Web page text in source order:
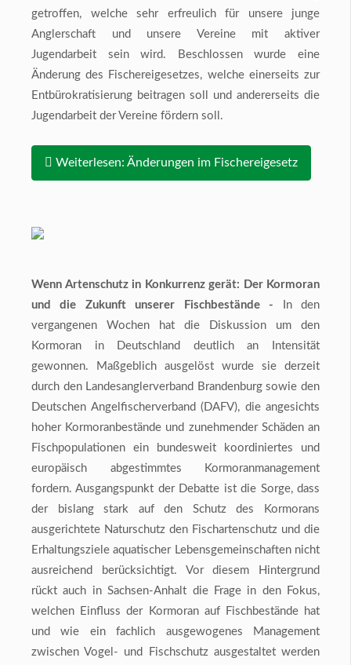
getroffen, welche sehr erfreulich für unsere junge
Anglerschaft und unsere Vereine mit aktiver
Jugendarbeit sein wird. Beschlossen wurde eine
Änderung des Fischereigesetzes, welche einerseits zur
Entbürokratisierung beitragen soll und andererseits die
Jugendarbeit der Vereine fördern soll.
Weiterlesen: Änderungen im Fischereigesetz
Wenn Artenschutz in Konkurrenz gerät: Der Kormoran
und die Zukunft unserer Fischbestände -
In den
vergangenen Wochen hat die Diskussion um den
Kormoran in Deutschland deutlich an Intensität
gewonnen. Maßgeblich ausgelöst wurde sie derzeit
durch den Landesanglerverband Brandenburg sowie den
Deutschen Angelfischerverband (DAFV), die angesichts
hoher Kormoranbestände und zunehmender Schäden an
Fischpopulationen ein bundesweit koordiniertes und
europäisch abgestimmtes Kormoranmanagement
fordern. Ausgangspunkt der Debatte ist die Sorge, dass
der bislang stark auf den Schutz des Kormorans
ausgerichtete Naturschutz den Fischartenschutz und die
Erhaltungsziele aquatischer Lebensgemeinschaften nicht
ausreichend berücksichtigt. Vor diesem Hintergrund
rückt auch in Sachsen-Anhalt die Frage in den Fokus,
welchen Einfluss der Kormoran auf Fischbestände hat
und wie ein fachlich ausgewogenes Management
zwischen Vogel- und Fischschutz ausgestaltet werden